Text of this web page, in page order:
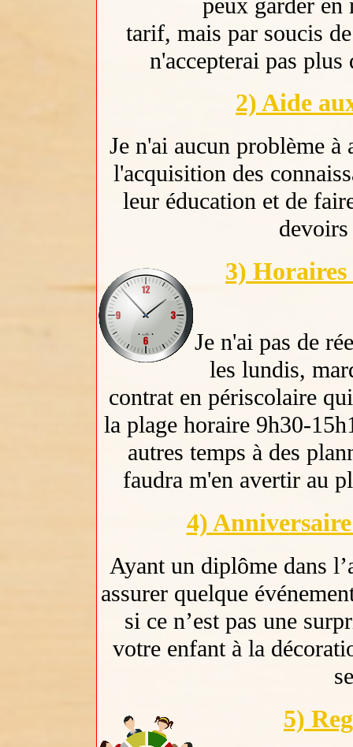
tarif, mais par soucis
n'accepterai pas plus
2) Aide
Je n'ai aucun problème à
l'acquisition des
leur éducation et de
3)
Je n'ai pas de
les lundis,
contrat en périscolaire
la plage horaire 9h30-
autres temps à des
faudra m'en avertir au
4)
Ayant un diplôme dans
assurer quelque
si ce n’est pas une
votre enfant à la
5)